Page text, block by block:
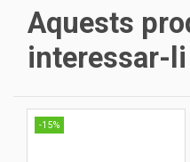
Aquests
interessar-li
-15%